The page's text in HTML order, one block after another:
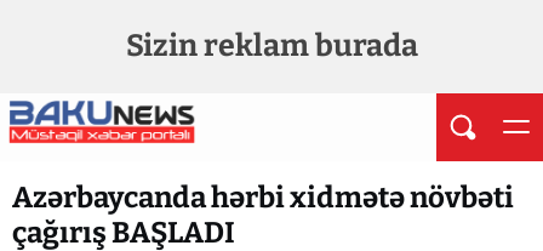
Sizin reklam burada
Azərbaycanda hərbi xidmətə növbəti
çağırış BAŞLADI